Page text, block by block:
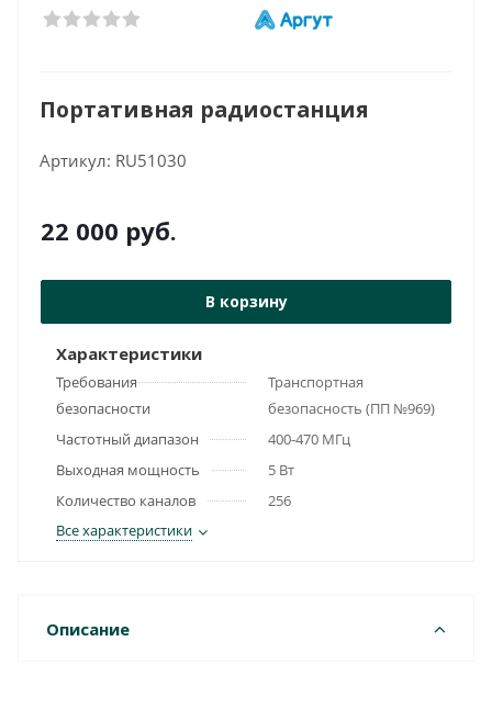
Портативная радиостанция
Артикул: RU51030
22 000 руб.
В корзину
Характеристики
Требования
безопасности
Транспортная
безопасность (ПП №969)
Частотный диапазон
400-470 МГц
Выходная мощность
5 Вт
Количество каналов
256
Все характеристики
Описание